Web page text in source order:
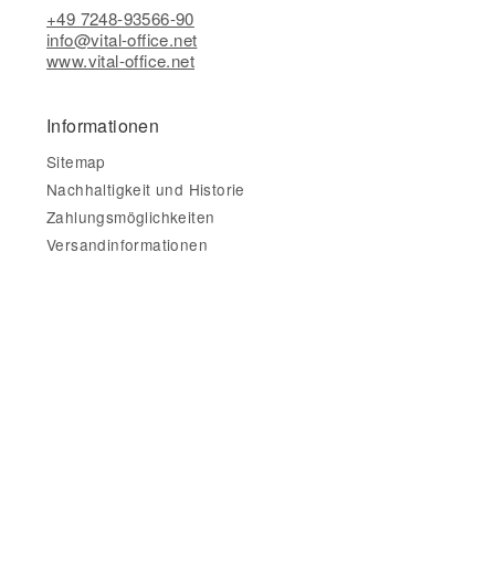
+49 7248-93566-90
info@vital-office.net
www.vital-office.net
Informationen
Sitemap
Nachhaltigkeit und Historie
Zahlungsmöglichkeiten
Versandinformationen